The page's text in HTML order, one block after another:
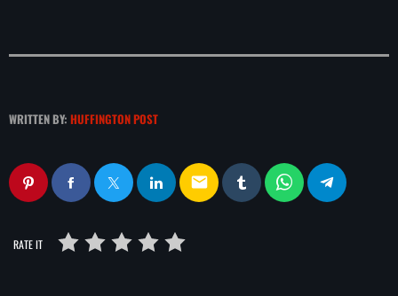
WRITTEN BY: HUFFINGTON POST
email
RATE IT